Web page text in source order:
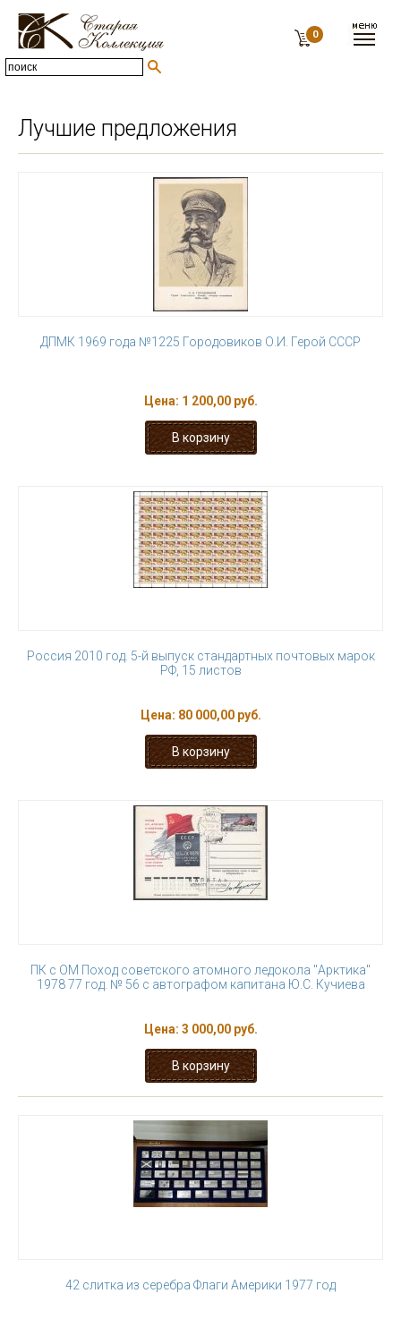
0
Лучшие предложения
ДПМК 1969 года №1225 Городовиков О.И. Герой СССР
Цена: 1 200,00 руб.
Россия 2010 год. 5-й выпуск стандартных почтовых марок
РФ, 15 листов
Цена: 80 000,00 руб.
ПК с ОМ Поход советского атомного ледокола "Арктика"
1978 77 год. № 56 с автографом капитана Ю.С. Кучиева
Цена: 3 000,00 руб.
42 слитка из серебра Флаги Америки 1977 год